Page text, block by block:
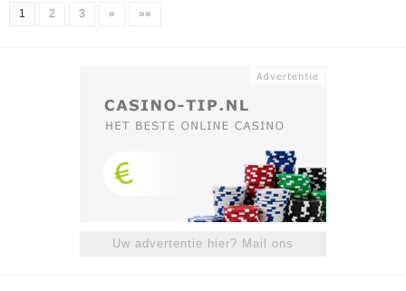
1 2 3 » »»
Uw advertentie hier? Mail ons